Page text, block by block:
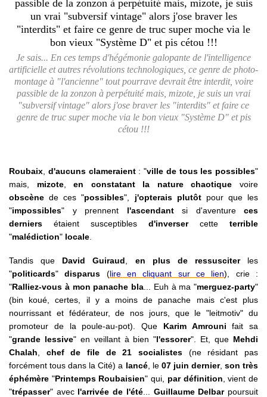
Je sais... En ces temps d'hégémonie galopante de l'intelligence
artificielle et autres révolutions technologiques, ce genre de photo-
montage à "l'ancienne" tout pourrave devrait être interdit, voire
passible de la zonzon à perpétuité mais, mizote, je suis un vrai
"subversif vintage" alors j'ose braver les "interdits" et faire ce
genre de truc super moche via le bon vieux "Système D" et pis
cétou !!!
Roubaix d'aucuns clameraient: "ville de tous les possibles"
mais, mizote,en constatant la nature chaotique voire
obscène de ces "possibles", j'opterais plutôtpour que les
"impossibles" y prennent l'ascendant si d'aventure ces
derniers étaient susceptibles d'inversercette terrible
"malédiction" locale
Tandis que David Guiraud en plus de ressusciterles
"politicards"disparus (lire en cliquant sur ce lien), crie :
"Ralliez-vous à mon panache bla ... Euh à ma "merguez-party"
(bin koué, certes, il y a moins de panache mais c'est plus
nourrissant et fédérateur, de nos jours, que le "leitmotiv" du
promoteur de la poule-au-pot). Que Karim Amrouni fait sa
"grande lessive" en veillant à bien "l'essorer". Et, que Mehdi
Chalah
chef de file de 21 socialistes (ne résidant pas
forcément tous dans la Cité) a lancé, le07 juin dernier, son très
éphémère "Printemps Roubaisien" qui, par définition , vient de
"trépasser" avec l'arrivée de l'été... Guillaume Delbarpoursuit